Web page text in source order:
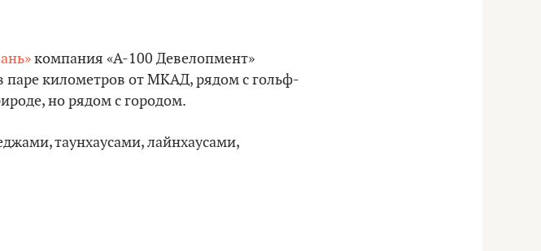
компания «А-100 Девелопмент»
паре километров от МКАД, рядом с гольф-
но рядом с городом.
таунхаусами, лайнхаусами,